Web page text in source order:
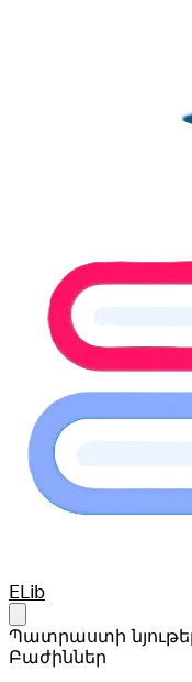
Your Company
ELib
Պատրաստի
Բաժիններ